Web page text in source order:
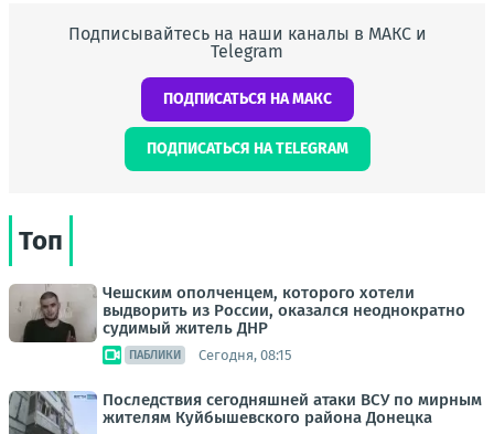
Подписывайтесь на наши каналы в МАКС и
Telegram
ПОДПИСАТЬСЯ НА МАКС
ПОДПИСАТЬСЯ НА TELEGRAM
Топ
Чешским ополченцем, которого хотели
выдворить из России, оказался неоднократно
судимый житель ДНР
ПАБЛИКИ Сегодня, 08:15
Последствия сегодняшней атаки ВСУ по мирным
жителям Куйбышевского района Донецка